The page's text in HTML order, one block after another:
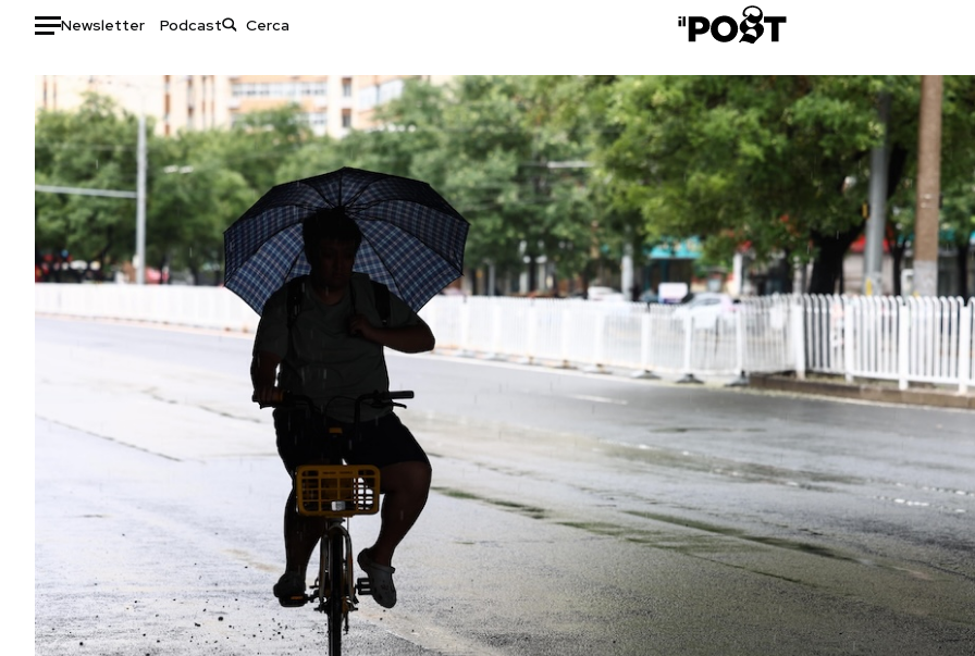
Newsletter Podcast
Auto
HOME
Italia
Mondo
Politica
Tecnologia
Economia
Sport
Moda
Libri
Consumismi
Storie/Idee
Ok Boomer!
Europa
Altrecose
Mondiali calcio 2026
PODCAST
NEWSLETTER